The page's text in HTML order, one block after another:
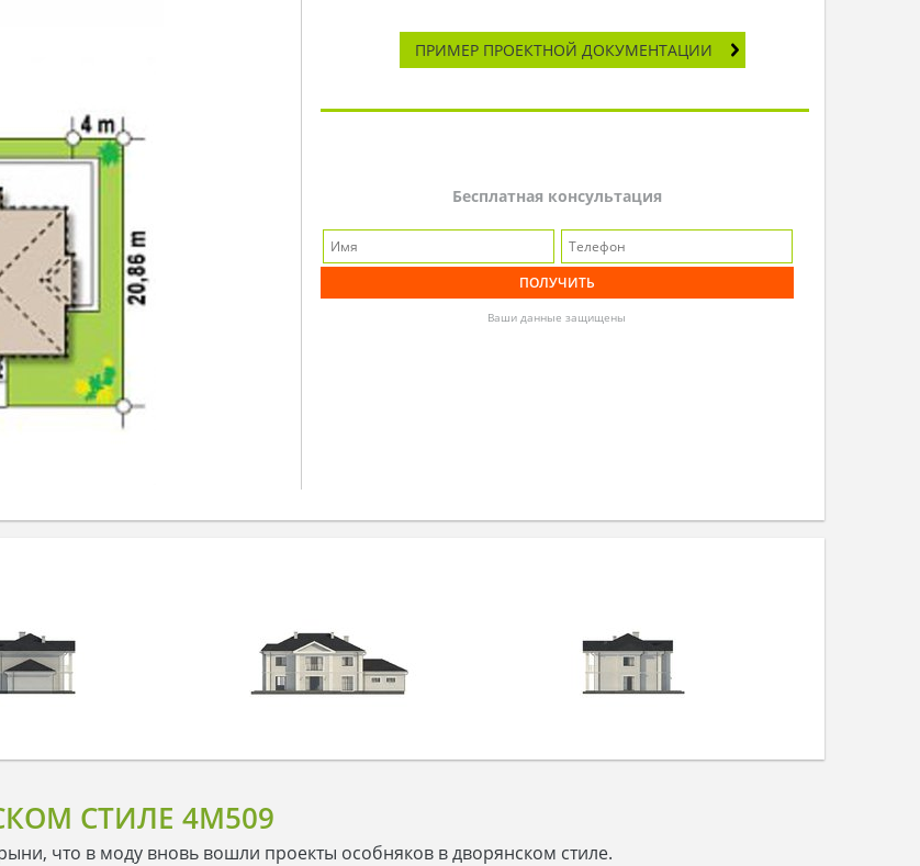
ПРИМЕР ПРОЕКТНОЙ ДОКУМЕНТАЦИИ
Бесплатная консультация
Ваши данные защищены
СТИЛЕ 4M509
что в моду вновь вошли проекты особняков в дворянском стиле.